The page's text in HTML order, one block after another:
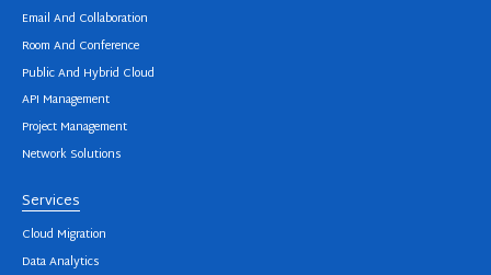
Email And Collaboration
Room And Conference
Public And Hybrid Cloud
API Management
Project Management
Network Solutions
Services
Cloud Migration
Data Analytics